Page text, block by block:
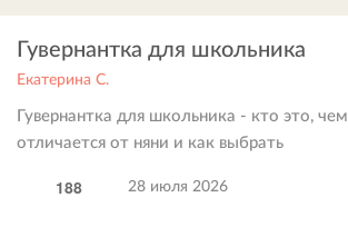
Гувернантка для школьника
Екатерина С.
Гувернантка для школьника - кто это, чем
отличается от няни и как выбрать
188 28 июля 2026